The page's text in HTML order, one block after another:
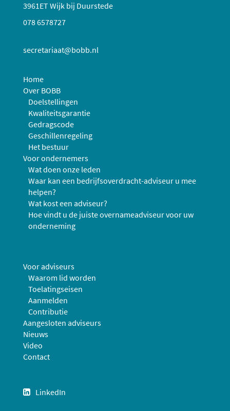
3961ET Wijk bij Duurstede
078 6578727
secretariaat@bobb.nl
Home
Over BOBB
Doelstellingen
Kwaliteitsgarantie
Gedragscode
Geschillenregeling
Het bestuur
Voor ondernemers
Wat doen onze leden
Waar kan een bedrijfsoverdracht-adviseur u mee
helpen?
Wat kost een adviseur?
Hoe vindt u de juiste overnameadviseur voor uw
onderneming
Voor adviseurs
Waarom lid worden
Toelatingseisen
Aanmelden
Contributie
Aangesloten adviseurs
Nieuws
Video
Contact
LinkedIn